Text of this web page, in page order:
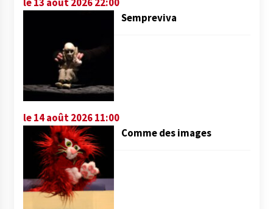
Sempreviva
le 14 août 2026 11:00
Comme des images